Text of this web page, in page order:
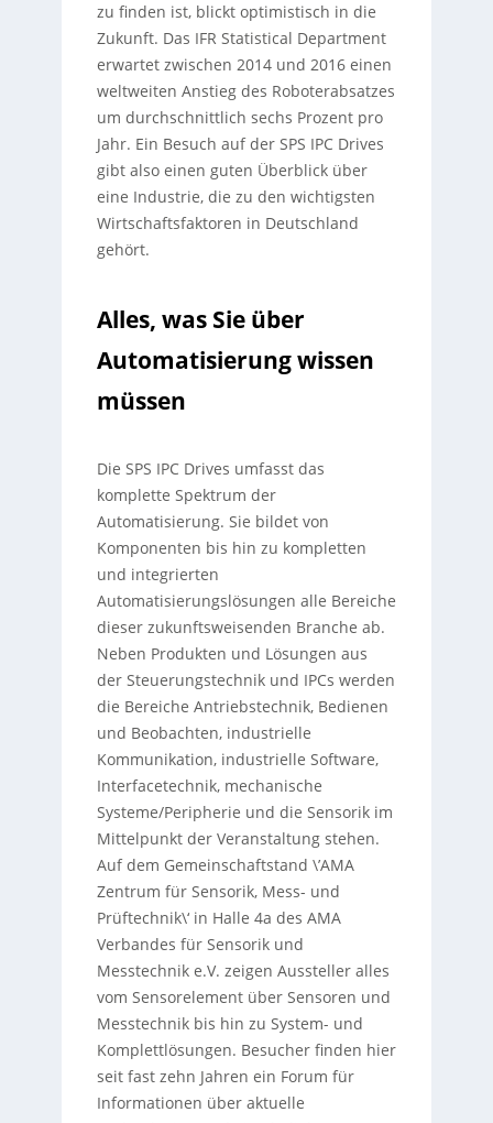
zu finden ist, blickt optimistisch in die
Zukunft. Das IFR Statistical Department
erwartet zwischen 2014 und 2016 einen
weltweiten Anstieg des Roboterabsatzes
um durchschnittlich sechs Prozent pro
Jahr. Ein Besuch auf der SPS IPC Drives
gibt also einen guten Überblick über
eine Industrie, die zu den wichtigsten
Wirtschaftsfaktoren in Deutschland
gehört.
Alles, was Sie über
Automatisierung wissen
müssen
Die SPS IPC Drives umfasst das
komplette Spektrum der
Automatisierung. Sie bildet von
Komponenten bis hin zu kompletten
und integrierten
Automatisierungslösungen alle Bereiche
dieser zukunftsweisenden Branche ab.
Neben Produkten und Lösungen aus
der Steuerungstechnik und IPCs werden
die Bereiche Antriebstechnik, Bedienen
und Beobachten, industrielle
Kommunikation, industrielle Software,
Interfacetechnik, mechanische
Systeme/Peripherie und die Sensorik im
Mittelpunkt der Veranstaltung stehen.
Auf dem Gemeinschaftstand \’AMA
Zentrum für Sensorik, Mess- und
Prüftechnik\‘ in Halle 4a des AMA
Verbandes für Sensorik und
Messtechnik e.V. zeigen Aussteller alles
vom Sensorelement über Sensoren und
Messtechnik bis hin zu System- und
Komplettlösungen. Besucher finden hier
seit fast zehn Jahren ein Forum für
Informationen über aktuelle